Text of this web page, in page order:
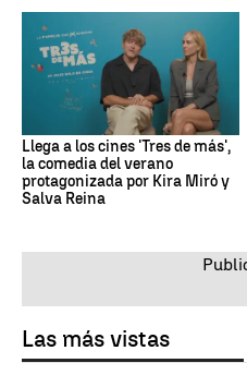
Llega a los cines 'Tres de más',
la comedia del verano
protagonizada por Kira Miró y
Salva Reina
Las más vistas